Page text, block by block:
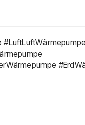
#LuftLuftWärmepumpe